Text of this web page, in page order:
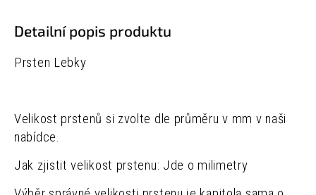
Detailní popis produktu
Prsten Lebky
Velikost prstenů si zvolte dle průměru v mm v naši
nabídce.
Jak zjistit velikost prstenu: Jde o milimetry